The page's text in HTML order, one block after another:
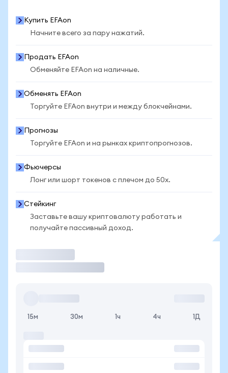
Купить EFAon
Начните всего за пару нажатий.
Продать EFAon
Обменяйте EFAon на наличные.
Обменять EFAon
Торгуйте EFAon внутри и между блокчейнами.
Прогнозы
Торгуйте EFAon и на рынках криптопрогнозов.
Фьючерсы
Лонг или шорт токенов с плечом до 50x.
Стейкинг
Заставьте вашу криптовалюту работать и
получайте пассивный доход.
15м 30м 1ч 4ч 1Д